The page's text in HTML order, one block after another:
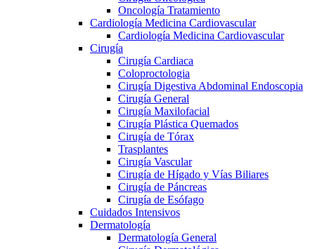
Oncología Tratamiento
Cardiología Medicina Cardiovascular
Cardiología Medicina Cardiovascular
Cirugía
Cirugía Cardiaca
Coloproctologia
Cirugía Digestiva Abdominal Endoscopia
Cirugía General
Cirugía Maxilofacial
Cirugía Plástica Quemados
Cirugía de Tórax
Trasplantes
Cirugía Vascular
Cirugía de Hígado y Vías Biliares
Cirugía de Páncreas
Cirugía de Esófago
Cuidados Intensivos
Dermatología
Dermatología General